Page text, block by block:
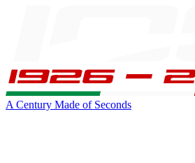
A Century Made of Seconds